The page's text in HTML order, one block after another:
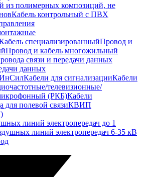
из полимерных композиций, не
Кабель контрольный с ПВХ
специализированныйПровод и
Провод и кабель многожильный
связи и передачи данных
данных
Кабели для сигнализацииКабели
телевизионные/
(РКБ)Кабели
для полевой связиКВИП
линий электропередач до 1
линий электропередач 6-35 кВ